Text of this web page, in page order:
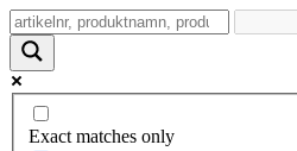
Exact matches only